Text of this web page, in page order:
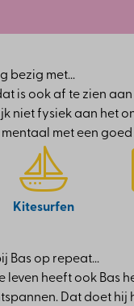
bezig met...
is ook af te zien
niet fysiek aan het
met een
Kitesurfen
Bas op repeat...
leven heeft ook Bas
Dat doet hij